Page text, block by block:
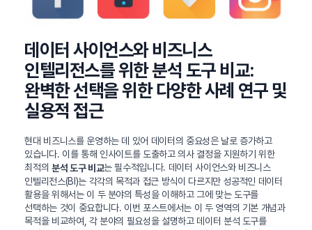
데이터 사이언스와 비즈니스
인텔리전스를 위한 분석 도구 비교:
완벽한 선택을 위한 다양한 사례 연구 및
실용적 접근
현대 비즈니스를 운영하는 데 있어 데이터의 중요성은 날로 증가하고
있습니다. 이를 통해 인사이트를 도출하고 의사 결정을 지원하기 위한
최적의 분석 도구 비교는 필수적입니다. 데이터 사이언스와 비즈니스
인텔리전스(BI)는 각각의 목적과 접근 방식이 다르지만 성공적인 데이터
활용을 위해서는 이 두 분야의 특성을 이해하고 그에 맞는 도구를
선택하는 것이 중요합니다. 이번 포스트에서는 이 두 영역의 기본 개념과
목적을 비교하여, 각 분야의 필요성을 설명하고 데이터 분석 도구를